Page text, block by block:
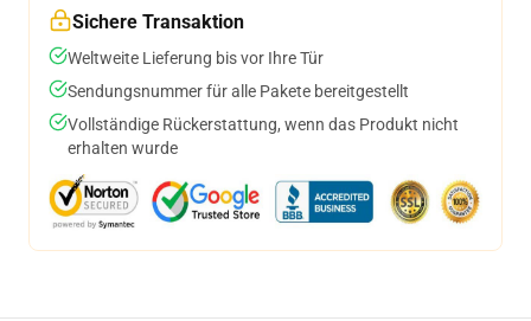
Sichere Transaktion
Weltweite Lieferung bis vor Ihre Tür
Sendungsnummer für alle Pakete bereitgestellt
Vollständige Rückerstattung, wenn das Produkt nicht
erhalten wurde